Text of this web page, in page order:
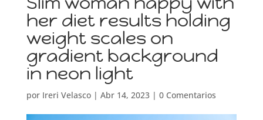
her diet results holding
weight scales on
gradient background
in neon light
por Ireri Velasco| Abr 14, 2023| 0 Comentarios